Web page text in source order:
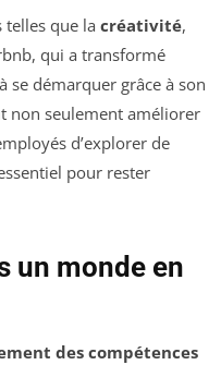
telles que la créativité,
qui a transformé
se démarquer grâce à son
non seulement améliorer
d’explorer de
pour rester
un monde en
des compétences